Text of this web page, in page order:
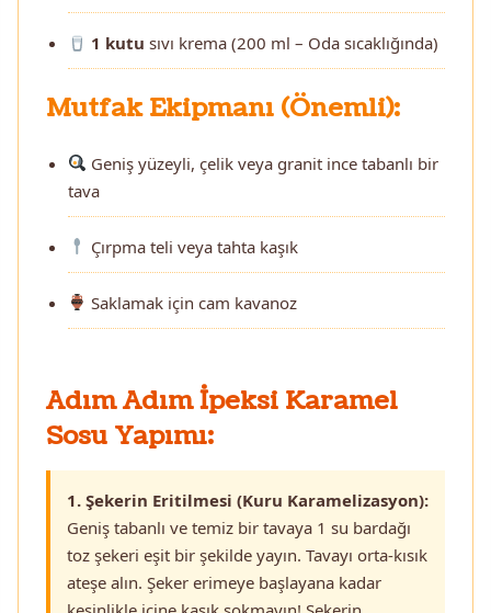
1 kutu sıvı krema (200 ml – Oda sıcaklığında)
Mutfak Ekipmanı (Önemli):
Geniş yüzeyli, çelik veya granit ince tabanlı bir
tava
Çırpma teli veya tahta kaşık
Saklamak için cam kavanoz
Adım Adım İpeksi Karamel
Sosu Yapımı:
1. Şekerin Eritilmesi (Kuru Karamelizasyon):
Geniş tabanlı ve temiz bir tavaya 1 su bardağı
toz şekeri eşit bir şekilde yayın. Tavayı orta-kısık
ateşe alın. Şeker erimeye başlayana kadar